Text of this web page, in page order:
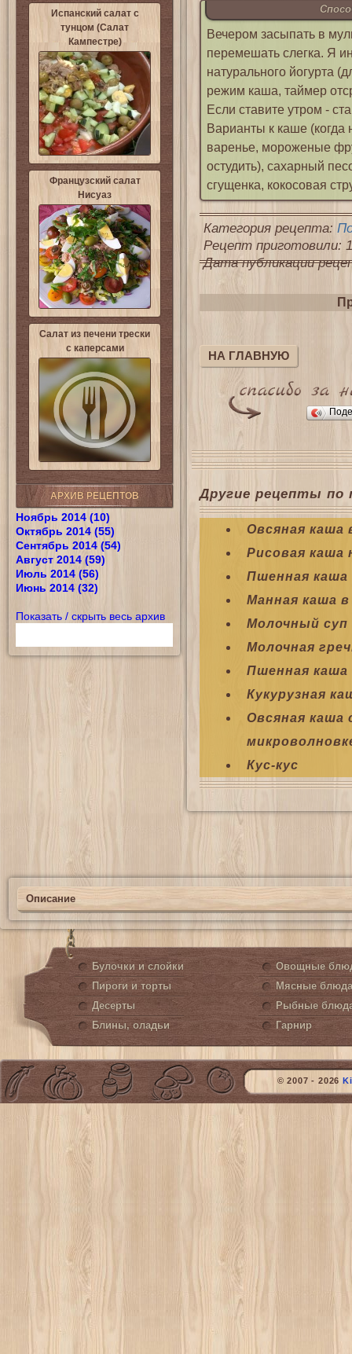
Испанский салат с
тунцом (Салат
Кампестре)
Французский салат
Нисуаз
Салат из печени трески
с каперсами
АРХИВ РЕЦЕПТОВ
Ноябрь 2014 (10)
Октябрь 2014 (55)
Сентябрь 2014 (54)
Август 2014 (59)
Июль 2014 (56)
Июнь 2014 (32)
Показать / скрыть весь архив
Вечером засыпать в
перемешать слегка. Я
натурального йогурта
режим каша, таймер
Если ставите утром -
Варианты к каше (когда
варенье, мороженые
остудить), сахарный
сгущенка, кокосовая
Категория рецепта:
Рецепт приготовили:
Дата публикации
НА ГЛАВНУЮ
Другие рецепты по
Овсяная каша
Рисовая каша
Пшенная
Манная каша
Молочный суп
Молочная
Пшенная каша
Кукурузная
Овсяная
Кус-кус
Описание
Булочки и слойки
Пироги и торты
Десерты
Блины, оладьи
Овощные
Мясные блюда
Рыбные
Гарнир
© 2007 - 2026